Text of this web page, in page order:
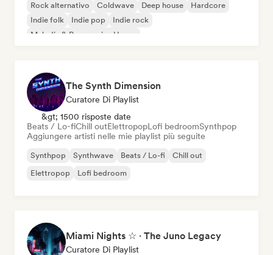
Rock alternativo Coldwave Deep house
Hardcore
Indie folk
Indie pop
Indie rock
Melodic & Progressive House
The Synth Dimension
Curatore Di Playlist
&gt; 1500 risposte date
Beats / Lo-fiChill outElettropopLofi bedroomSynthpop
Aggiungere artisti nelle mie playlist più seguite
Synthpop Synthwave Beats / Lo-fi
Chill out
Elettropop
Lofi bedroom
Miami Nights ☆ · The Juno Legacy
Curatore Di Playlist